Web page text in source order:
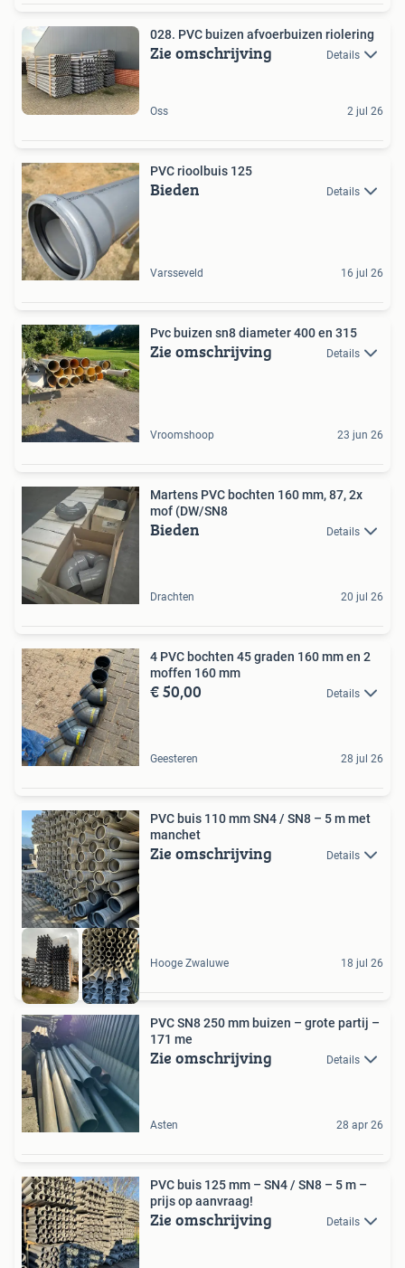
028. PVC buizen afvoerbuizen riolering
Zie omschrijving Details
Oss 2 jul 26
PVC rioolbuis 125
Bieden Details
Varsseveld 16 jul 26
Pvc buizen sn8 diameter 400 en 315
Zie omschrijving Details
Vroomshoop 23 jun 26
Martens PVC bochten 160 mm, 87, 2x
mof (DW/SN8
Bieden Details
Drachten 20 jul 26
4 PVC bochten 45 graden 160 mm en 2
moffen 160 mm
€ 50,00 Details
Geesteren 28 jul 26
PVC buis 110 mm SN4 / SN8 – 5 m met
manchet
Zie omschrijving Details
Hooge Zwaluwe 18 jul 26
PVC SN8 250 mm buizen – grote partij –
171 me
Zie omschrijving Details
Asten 28 apr 26
PVC buis 125 mm – SN4 / SN8 – 5 m –
prijs op aanvraag!
Zie omschrijving Details